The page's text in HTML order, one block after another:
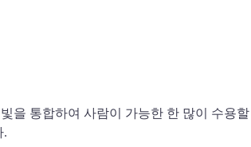
을 통합하여 사람이 가능한 한 많이 수
.